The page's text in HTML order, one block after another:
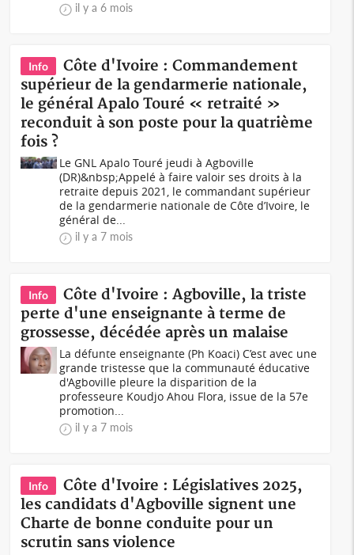
il y a 6 mois
Info
Côte d'Ivoire : Commandement
supérieur de la gendarmerie nationale,
le général Apalo Touré « retraité »
reconduit à son poste pour la quatrième
fois ?
Le GNL Apalo Touré jeudi à Agboville
(DR)&nbsp;Appelé à faire valoir ses droits à la
retraite depuis 2021, le commandant supérieur
de la gendarmerie nationale de Côte d’Ivoire, le
général de...
il y a 7 mois
Info
Côte d'Ivoire : Agboville, la triste
perte d'une enseignante à terme de
grossesse, décédée après un malaise
La défunte enseignante (Ph Koaci) C’est avec une
grande tristesse que la communauté éducative
d'Agboville pleure la disparition de la
professeure Koudjo Ahou Flora, issue de la 57e
promotion...
il y a 7 mois
Info
Côte d'Ivoire : Législatives 2025,
les candidats d'Agboville signent une
Charte de bonne conduite pour un
scrutin sans violence